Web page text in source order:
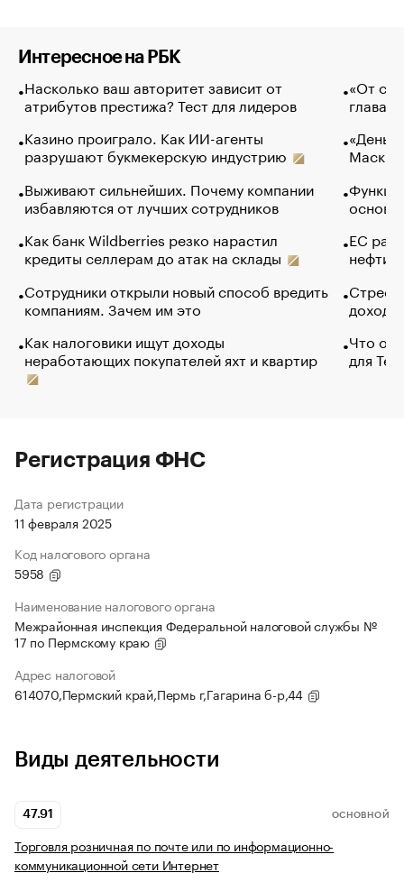
Интересное на РБК
Насколько ваш авторитет зависит от
атрибутов престижа? Тест для лидеров
Казино проиграло. Как ИИ-агенты
разрушают букмекерскую индустрию
Выживают сильнейших. Почему компании
избавляются от лучших сотрудников
Как банк Wildberries резко нарастил
кредиты селлерам до атак на склады
Сотрудники открыли новый способ вредить
компаниям. Зачем им это
Как налоговики ищут доходы
неработающих покупателей яхт и квартир
«От
глава
Маск в
основ
ЕС
нефти
Что
для
Регистрация ФНС
Дата регистрации
11 февраля 2025
Код налогового органа
5958
Наименование налогового органа
Межрайонная инспекция Федеральной налоговой службы №
17 по Пермскому краю
Адрес налоговой
614070,Пермский край,Пермь г,Гагарина б-р,44
Виды деятельности
47.91 ОСНОВНОЙ
Торговля розничная по почте или по информационно-
коммуникационной сети Интернет